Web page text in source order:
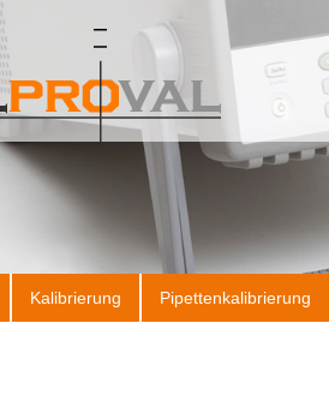
Kalibrierung Pipettenkalibrierung